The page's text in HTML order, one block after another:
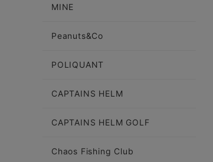
MINE
Peanuts&Co
POLIQUANT
CAPTAINS HELM
CAPTAINS HELM GOLF
Chaos Fishing Club